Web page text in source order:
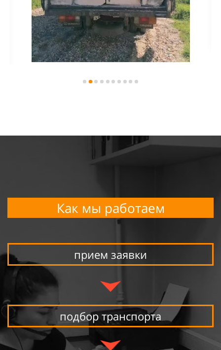
Как мы работаем
прием заявки
подбор транспорта